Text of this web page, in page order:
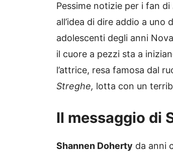
Pessime notizie per i fan di
all’idea di dire addio a uno
adolescenti degli anni
il cuore a pezzi sta a
l’attrice, resa famosa dal
Streghe, lotta con un
Il messaggio di
Shannen Doherty da anni